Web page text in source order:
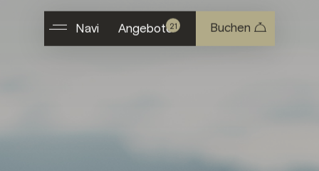
Navi Angebote21 Buchen